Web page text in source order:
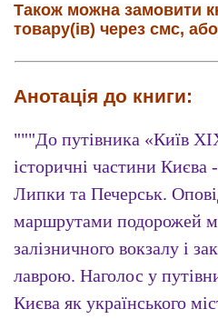
Також можна замовити
товару(ів) через смс,
Анотація до книги:
"""До путівника «Київ
історичні частини
Липки та Печерськ.
маршрутами подорожей
залізничного вокзалу і
лаврою. Наголос у
Києва як українського